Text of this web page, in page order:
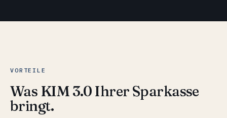
VORTEILE
Was KIM 3.0 Ihrer Sparkasse
bringt.